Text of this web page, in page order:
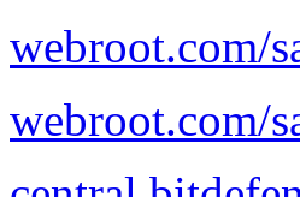
webroot.com/
webroot.com/